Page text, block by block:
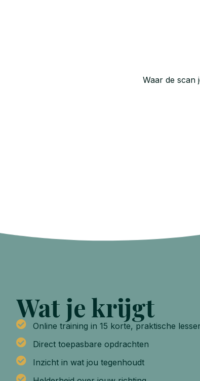
Waar de scan
Wat je krijgt
Online training in 15 korte, praktische
Direct toepasbare opdrachten
Inzicht in wat jou tegenhoudt